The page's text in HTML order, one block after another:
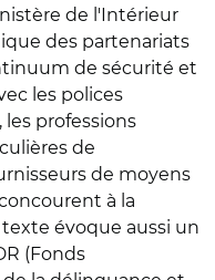
de l'Intérieur
des partenariats
de sécurité et
les polices
professions
de
de moyens
à la
évoque aussi un
(Fonds